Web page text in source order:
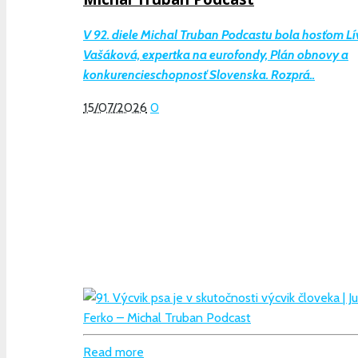
V 92. diele Michal Truban Podcastu bola hosťom
Vašáková, expertka na eurofondy, Plán obnovy a
konkurencieschopnosť Slovenska. Rozprá..
15/07/2026 0
Read more